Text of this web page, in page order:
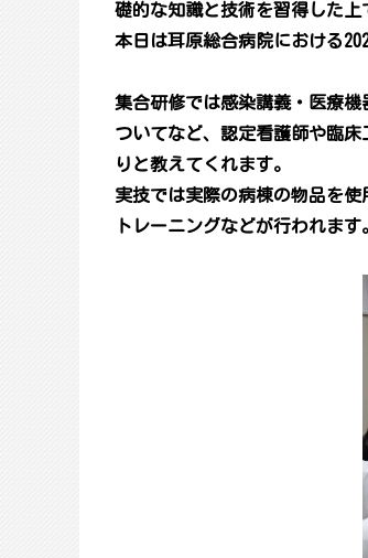
礎的な知識と技術を習得した上
本日は耳原総合病院における
集合研修では感染講義・医療
ついてなど、認定看護師や臨
りと教えてくれます。
実技では実際の病棟の物品を
トレーニングなどが行われます